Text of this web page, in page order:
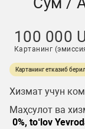
100 000
Картанинг
Картанинг етказиб
Хизмат учун
Маҳсулот ва
0%, to‘lov